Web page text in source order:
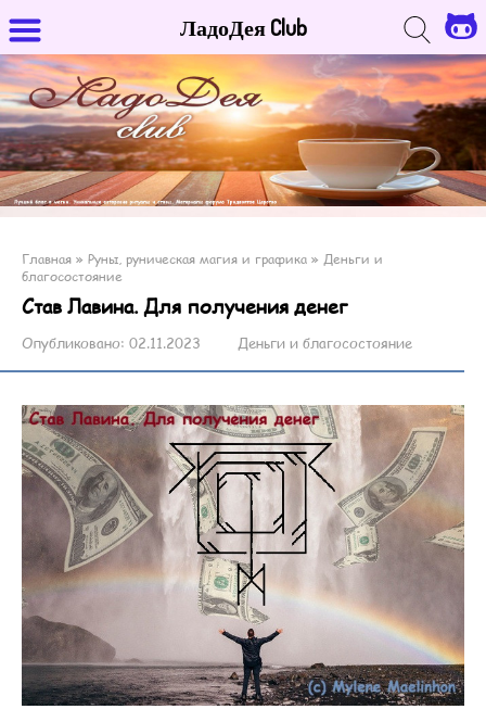
Главная » Руны, руническая магия и графика » Деньги и
благосостояние
Став Лавина. Для получения денег
Опубликовано: 02.11.2023 Деньги и благосостояние
ЛадоДея Club